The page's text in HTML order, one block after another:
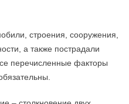
строения, сооружения,
а также пострадали
перечисленные факторы